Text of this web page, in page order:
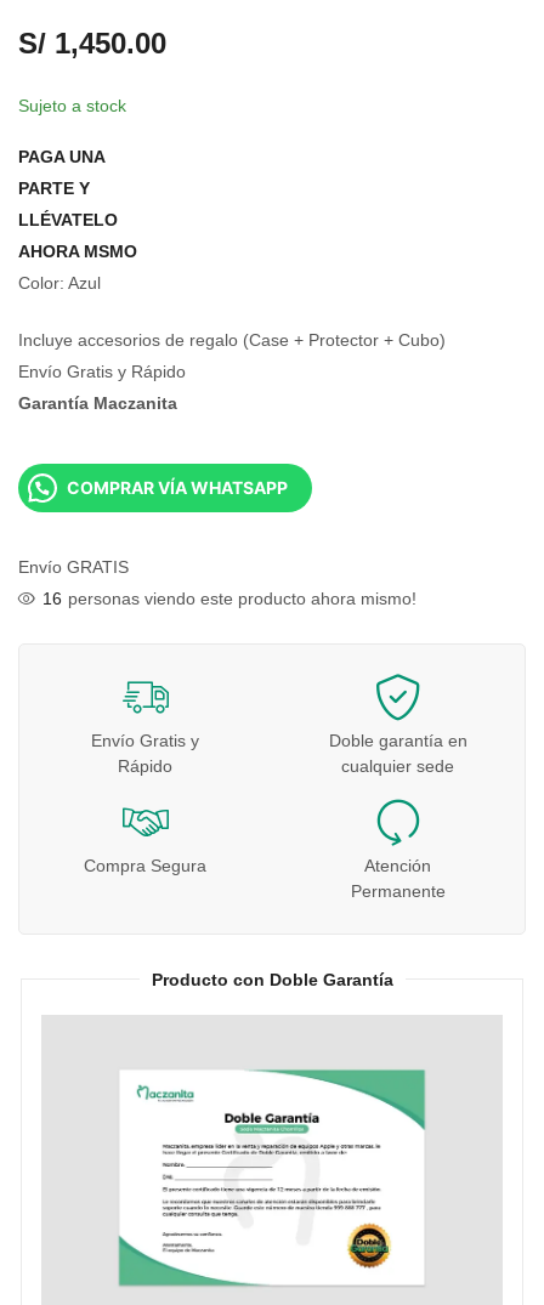
S/ 1,450.00
Sujeto a stock
PAGA UNA
PARTE Y
LLÉVATELO
AHORA MSMO
Color: Azul
Incluye accesorios de regalo (Case + Protector + Cubo)
Envío Gratis y Rápido
Garantía Maczanita
COMPRAR VÍA WHATSAPP
Envío GRATIS
16 personas viendo este producto ahora mismo!
Envío Gratis y
Rápido
Doble garantía en
cualquier sede
Compra Segura
Atención
Permanente
Producto con Doble Garantía